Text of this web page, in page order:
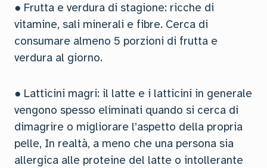
● Frutta e verdura di stagione: ricche di
vitamine, sali minerali e fibre. Cerca di
consumare almeno 5 porzioni di frutta e
verdura al giorno.
● Latticini magri: il latte e i latticini in generale
vengono spesso eliminati quando si cerca di
dimagrire o migliorare l’aspetto della propria
pelle, In realtà, a meno che una persona sia
allergica alle proteine del latte o intollerante